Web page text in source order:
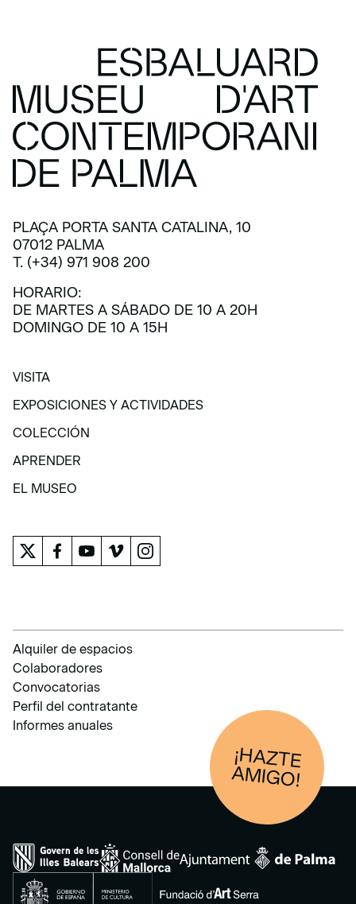
PLAÇA PORTA SANTA CATALINA, 10
07012 PALMA
T. (+34) 971 908 200
HORARIO:
DE MARTES A SÁBADO DE 10 A 20H
DOMINGO DE 10 A 15H
VISITA
VISITA
EXPOSICIONES Y ACTIVIDADES
EXPOSICIONES Y ACTIVIDADES
COLECCIÓN
COLECCIÓN
APRENDER
APRENDER
EL MUSEO
Alquiler de espacios
Colaboradores
Convocatorias
Perfil del contratante
Informes anuales
¡HAZTE
AM
IGO!